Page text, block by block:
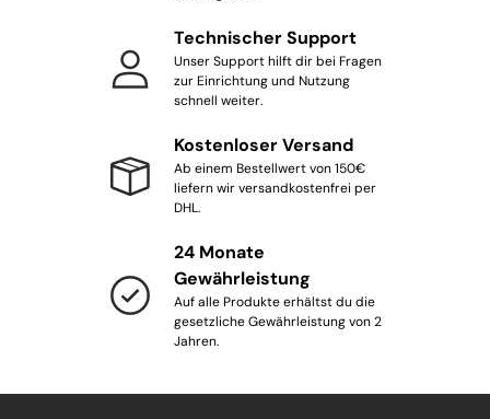
Technischer Support
Unser Support hilft dir bei Fragen
zur Einrichtung und Nutzung
schnell weiter.
Kostenloser Versand
Ab einem Bestellwert von 150€
liefern wir versandkostenfrei per
DHL.
24 Monate
Gewährleistung
Auf alle Produkte erhältst du die
gesetzliche Gewährleistung von 2
Jahren.